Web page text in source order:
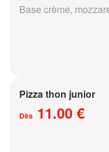
Base crème,
Pizza thon junior
Dès 11.00 €